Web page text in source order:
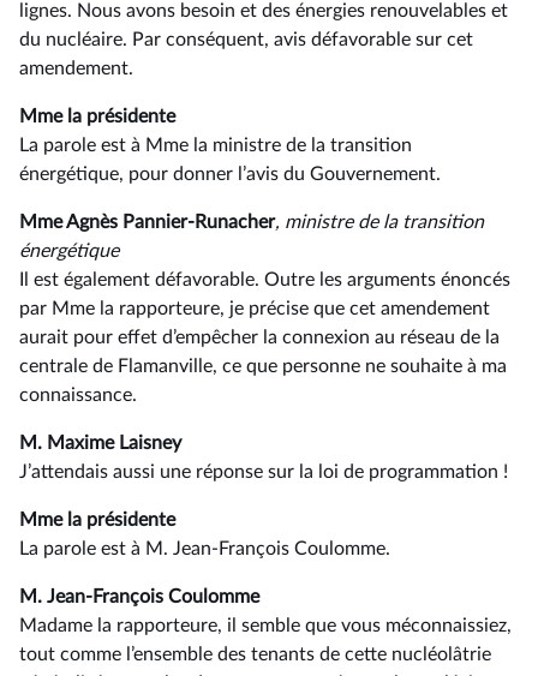
lignes. Nous avons besoin et des énergies renouvelables et
du nucléaire. Par conséquent, avis défavorable sur cet
amendement.
Mme la présidente
La parole est à Mme la ministre de la transition
énergétique, pour donner l’avis du Gouvernement.
Mme Agnès Pannier-Runacher, ministre de la transition
énergétique
Il est également défavorable. Outre les arguments énoncés
par Mme la rapporteure, je précise que cet amendement
aurait pour effet d’empêcher la connexion au réseau de la
centrale de Flamanville, ce que personne ne souhaite à ma
connaissance.
M. Maxime Laisney
J’attendais aussi une réponse sur la loi de programmation !
Mme la présidente
La parole est à M. Jean-François Coulomme.
M. Jean-François Coulomme
Madame la rapporteure, il semble que vous méconnaissiez,
tout comme l’ensemble des tenants de cette nucléolâtrie